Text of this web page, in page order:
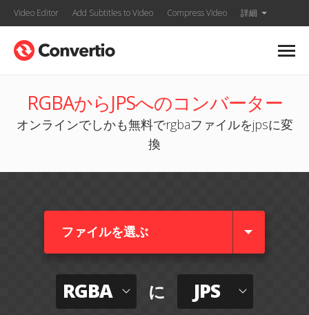
Video Editor Add Subtitles to Video Compress Video 詳細
RGBAからJPSへのコンバーター
オンラインでしかも無料でrgbaファイルをjpsに変
換
ファイルを選ぶ
RGBA に JPS